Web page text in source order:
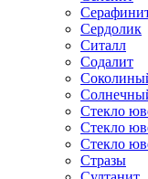
Сердолик
Ситалл
Содалит
Стекло
Стекло
Стекло
Стразы